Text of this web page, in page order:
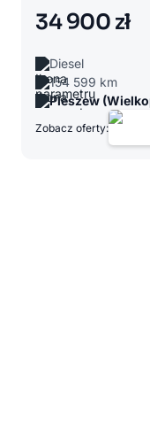
34 900 zł
Diesel
154 599 km
Pleszew
Zobacz oferty: